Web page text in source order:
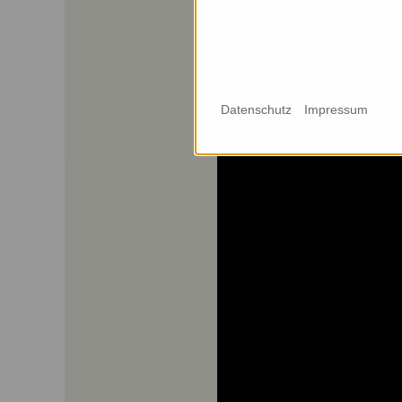
Datenschutz Impressum